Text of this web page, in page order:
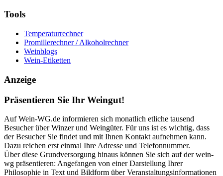
Tools
Temperaturrechner
Promillerechner / Alkoholrechner
Weinblogs
Wein-Etiketten
Anzeige
Präsentieren Sie Ihr Weingut!
Auf Wein-WG.de informieren sich monatlich etliche tausend
Besucher über Winzer und Weingüter. Für uns ist es wichtig, dass
der Besucher Sie findet und mit Ihnen Kontakt aufnehmen kann.
Dazu reichen erst einmal Ihre Adresse und Telefonnummer.
Über diese Grundversorgung hinaus können Sie sich auf der wein-
wg präsentieren: Angefangen von einer Darstellung Ihrer
Philosophie in Text und Bildform über Veranstaltungsinformationen